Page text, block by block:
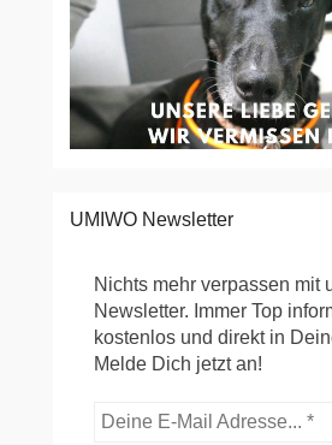
UMIWO Newsletter
Nichts mehr verpassen mit
Newsletter. Immer Top
kostenlos und direkt in
Melde Dich jetzt an!